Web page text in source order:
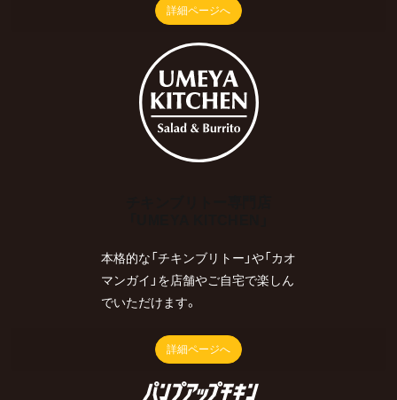
詳細ページへ
本格的な「チキンブリトー」や「カオ
マンガイ」を店舗やご自宅で楽しん
でいただけます。
詳細ページへ